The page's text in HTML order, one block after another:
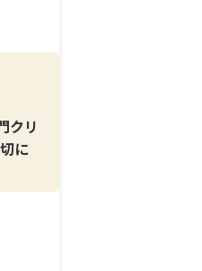
クリ
に
自